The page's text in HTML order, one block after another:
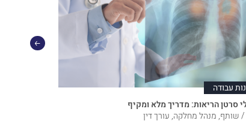
עבודה
סרטן הריאות: מדריך מלא ומקיף
שותף, מנהל מחלקה, עורך דין